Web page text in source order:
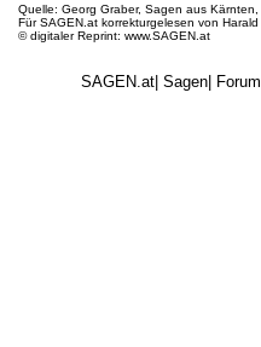
Quelle: Georg Graber, Sagen aus Kärnten,
Für SAGEN.at korrekturgelesen von
© digitaler Reprint: www.SAGEN.at
SAGEN.at| Sagen| Forum